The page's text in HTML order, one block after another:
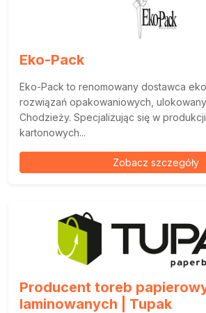
Eko-Pack
Eko-Pack to renomowany dostawca
rozwiązań opakowaniowych,
Chodzieży. Specjalizując się w
kartonowych...
Zobacz szczegóły
Producent toreb
laminowanych | Tupak